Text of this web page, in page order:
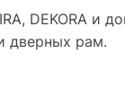
DEKORA и
дверных рам.